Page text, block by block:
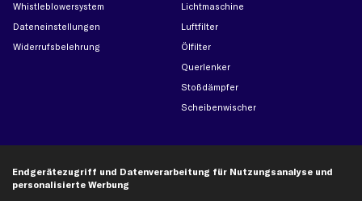
Whistleblowersystem
Dateneinstellungen
Widerrufsbelehrung
Lichtmaschine
Luftfilter
Ölfilter
Querlenker
Stoßdämpfer
Scheibenwischer
Audi Ersatzteile
Endgerätezugriff und Datenverarbeitung für Nutzungsanalyse und
personalisierte Werbung